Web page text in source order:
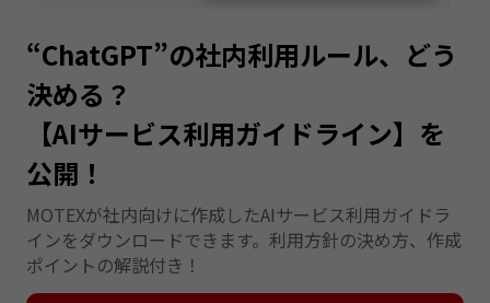
“ChatGPT”の社内利用ルール、どう
決める？
【AIサービス利用ガイドライン】を
公開！
MOTEXが社内向けに作成したAIサービス利用ガイドラ
インをダウンロードできます。利用方針の決め方、作成
ポイントの解説付き！